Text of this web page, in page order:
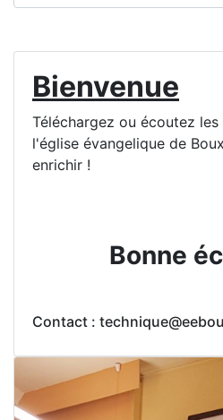
Bienvenue
Téléchargez ou écoutez les
l'église évangelique de
enrichir !
Bonne
Contact :